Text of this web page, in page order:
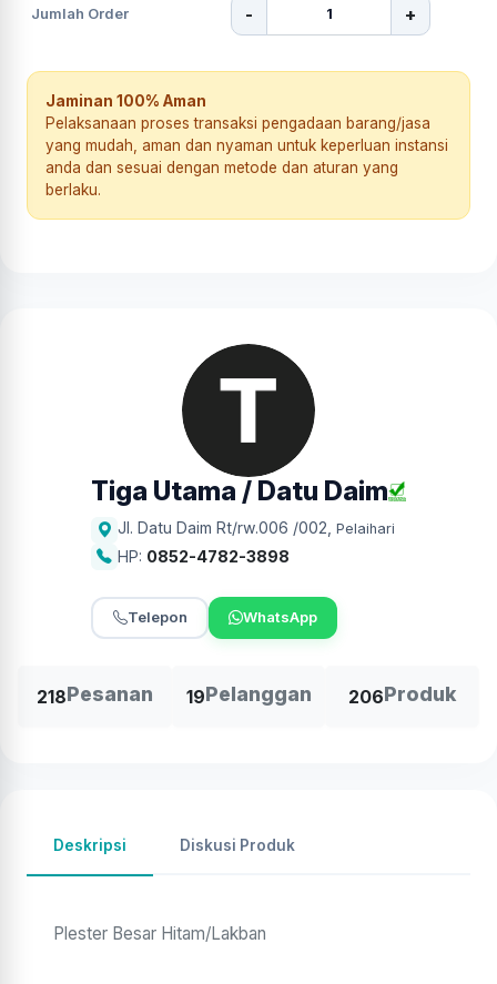
Jumlah Order - +
Jaminan 100% Aman
Pelaksanaan proses transaksi pengadaan barang/jasa
yang mudah, aman dan nyaman untuk keperluan instansi
anda dan sesuai dengan metode dan aturan yang
berlaku.
Tiga Utama / Datu Daim
Jl. Datu Daim Rt/rw.006 /002 ,Pelaihari
HP: 0852-4782-3898
Telepon WhatsApp
218Pesanan 19Pelanggan 206Produk
Deskripsi Diskusi Produk
Plester Besar Hitam/Lakban